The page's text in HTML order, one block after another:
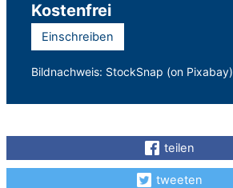
Kostenfrei
Einschreiben
Bildnachweis: StockSnap (on Pixabay)
teilen
tweeten